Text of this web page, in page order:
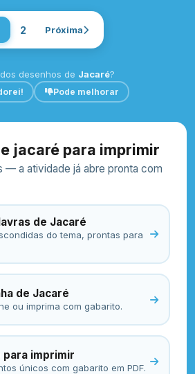
2 Próxima
desenhos de Jacaré?
Pode melhorar
jacaré para imprimir
— a atividade já abre pronta com
de Jacaré
do tema, prontas para
de Jacaré
ou imprima com gabarito.
imprimir
únicos com gabarito em PDF.